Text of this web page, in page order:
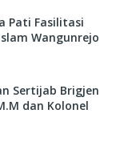
Pati Fasilitasi
Wangunrejo
Sertijab Brigjen
dan Kolonel